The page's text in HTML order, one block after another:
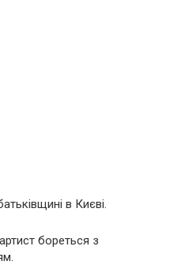
в Києві.
борeться з